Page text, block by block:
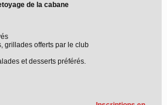
de la cabane
grillades offerts par le club
et desserts préférés.